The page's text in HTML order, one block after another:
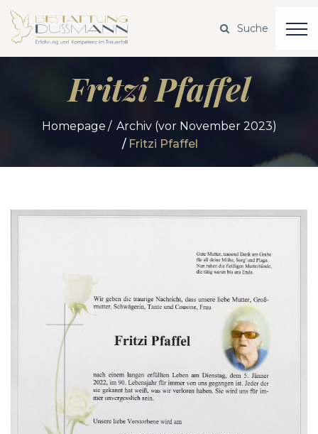
Fritzi Pfaffel
Homepage
Archiv (vor November 2023)
Fritzi Pfaffel